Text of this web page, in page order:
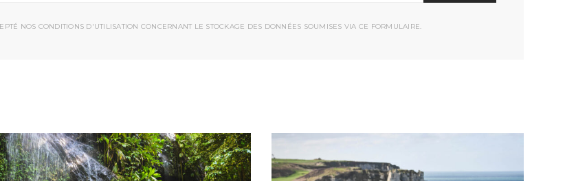
NOS CONDITIONS D'UTILISATION CONCERNANT LE STOCKAGE DES DONNÉES SOUMISES VIA CE FORMULAIRE.